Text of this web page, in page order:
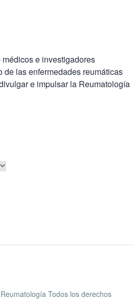
e investigadores
las enfermedades reumáticas
e impulsar la Reumatología
Todos los derechos